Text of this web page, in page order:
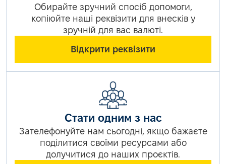
Обирайте зручний спосіб допомоги,
копіюйте наші реквізити для внесків у
зручній для вас валюті.
Відкрити реквізити
Стати одним з нас
Зателефонуйте нам сьогодні, якщо бажаєте
поділитися своїми ресурсами або
долучитися до наших проєктів.